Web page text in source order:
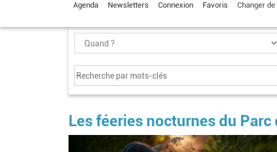
Agenda Newsletters Connexion Favoris Changer
Les féeries nocturnes du Parc